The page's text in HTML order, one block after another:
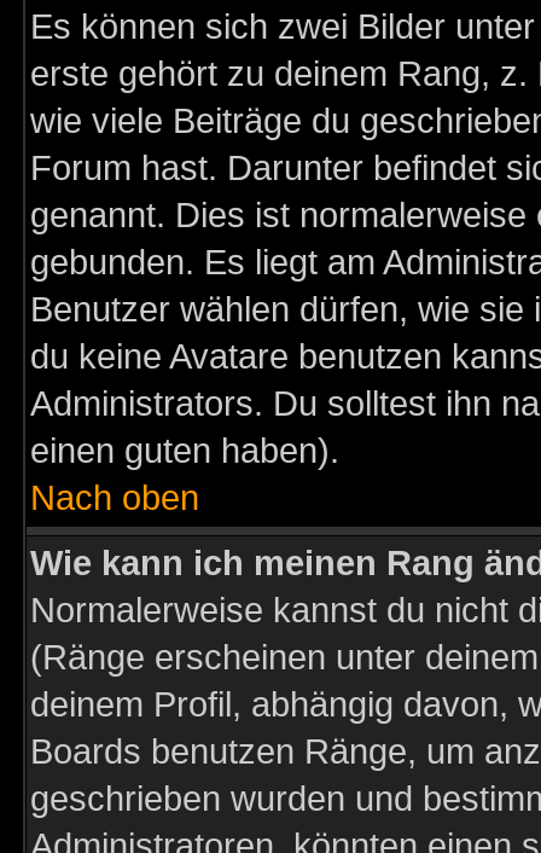
Es können sich zwei Bilder
erste gehört zu deinem Rang,
wie viele Beiträge du
Forum hast. Darunter befindet
genannt. Dies ist
gebunden. Es liegt am
Benutzer wählen dürfen, wie
du keine Avatare benutzen
Administrators. Du solltest ihn
einen guten haben).
Nach oben
Wie kann ich meinen Rang
Normalerweise kannst du nicht
(Ränge erscheinen unter
deinem Profil, abhängig davon,
Boards benutzen Ränge, um
geschrieben wurden und